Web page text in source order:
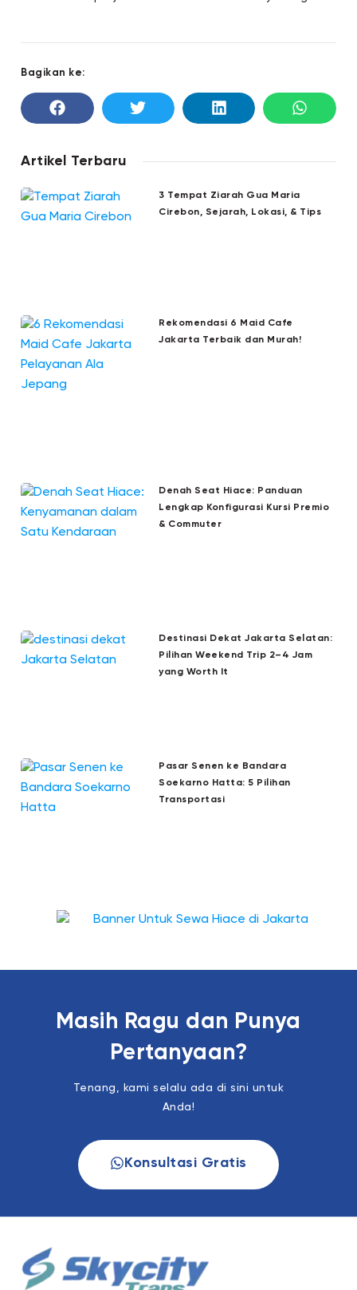
Bagikan ke:
Artikel Terbaru
3 Tempat Ziarah Gua Maria
Cirebon, Sejarah, Lokasi, & Tips
Rekomendasi 6 Maid Cafe
Jakarta Terbaik dan Murah!
Denah Seat Hiace: Panduan
Lengkap Konfigurasi Kursi Premio
& Commuter
Destinasi Dekat Jakarta Selatan:
Pilihan Weekend Trip 2–4 Jam
yang Worth It
Pasar Senen ke Bandara
Soekarno Hatta: 5 Pilihan
Transportasi
Masih Ragu dan Punya
Pertanyaan?
Tenang, kami selalu ada di sini untuk
Anda!
Konsultasi Gratis